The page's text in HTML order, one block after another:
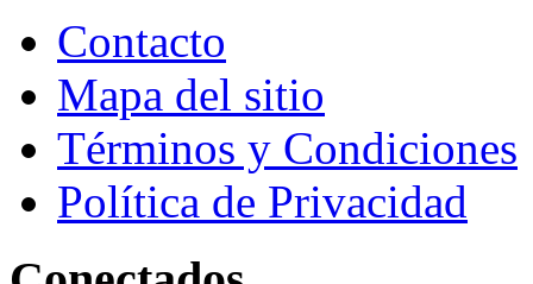
Contacto
Mapa del sitio
Términos y Condiciones
Política de Privacidad